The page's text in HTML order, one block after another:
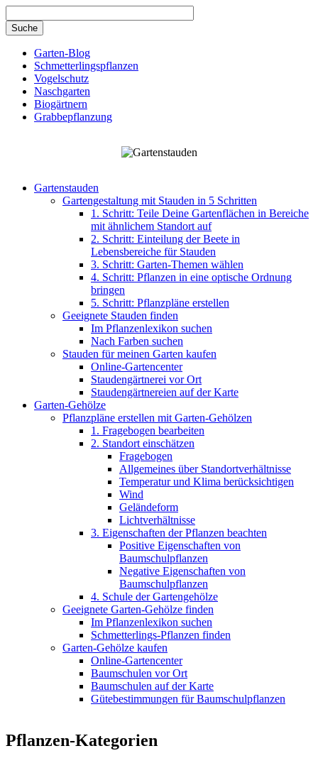
Garten-Blog
Schmetterlingspflanzen
Vogelschutz
Naschgarten
Biogärtnern
Grabbepflanzung
Gartenstauden
Gartengestaltung mit Stauden in 5 Schritten
1. Schritt: Teile Deine Gartenflächen in Bereiche
mit ähnlichem Standort auf
2. Schritt: Einteilung der Beete in
Lebensbereiche für Stauden
3. Schritt: Garten-Themen wählen
4. Schritt: Pflanzen in eine optische Ordnung
bringen
5. Schritt: Pflanzpläne erstellen
Geeignete Stauden finden
Im Pflanzenlexikon suchen
Nach Farben suchen
Stauden für meinen Garten kaufen
Online-Gartencenter
Staudengärtnerei vor Ort
Staudengärtnereien auf der Karte
Garten-Gehölze
Pflanzpläne erstellen mit Garten-Gehölzen
1. Fragebogen bearbeiten
2. Standort einschätzen
Fragebogen
Allgemeines über Standortverhältnisse
Temperatur und Klima berücksichtigen
Wind
Geländeform
Lichtverhältnisse
3. Eigenschaften der Pflanzen beachten
Positive Eigenschaften von
Baumschulpflanzen
Negative Eigenschaften von
Baumschulpflanzen
4. Schule der Gartengehölze
Geeignete Garten-Gehölze finden
Im Pflanzenlexikon suchen
Schmetterlings-Pflanzen finden
Garten-Gehölze kaufen
Online-Gartencenter
Baumschulen vor Ort
Baumschulen auf der Karte
Gütebestimmungen für Baumschulpflanzen
Pflanzen-Kategorien